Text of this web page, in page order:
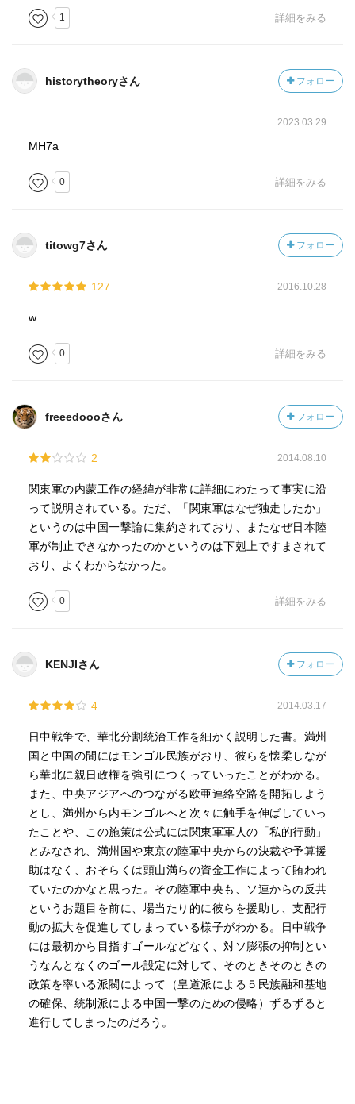
地の特務機関等がてんでバラバラに行動していたのが、関
東軍や特務機関の暴走の原因でしょうね。
ニン、トン♪
1 詳細をみる
historytheoryさん フォロー
2023.03.29
MH7a
0 詳細をみる
titowg7さん フォロー
127 2016.10.28
w
0 詳細をみる
freeedoooさん フォロー
2 2014.08.10
関東軍の内蒙工作の経緯が非常に詳細にわたって事実に沿
って説明されている。ただ、「関東軍はなぜ独走したか」
というのは中国一撃論に集約されており、またなぜ日本陸
軍が制止できなかったのかというのは下剋上ですまされて
おり、よくわからなかった。
0 詳細をみる
KENJIさん フォロー
4 2014.03.17
日中戦争で、華北分割統治工作を細かく説明した書。満州
国と中国の間にはモンゴル民族がおり、彼らを懐柔しなが
ら華北に親日政権を強引につくっていったことがわかる。
また、中央アジアへのつながる欧亜連絡空路を開拓しよう
とし、満州から内モンゴルへと次々に触手を伸ばしていっ
たことや、この施策は公式には関東軍軍人の「私的行動」
とみなされ、満州国や東京の陸軍中央からの決裁や予算援
助はなく、おそらくは頭山満らの資金工作によって賄われ
ていたのかなと思った。その陸軍中央も、ソ連からの反共
というお題目を前に、場当たり的に彼らを援助し、支配行
動の拡大を促進してしまっている様子がわかる。日中戦争
には最初から目指すゴールなどなく、対ソ膨張の抑制とい
うなんとなくのゴール設定に対して、そのときそのときの
政策を率いる派閥によって（皇道派による５民族融和基地
の確保、統制派による中国一撃のための侵略）ずるずると
進行してしまったのだろう。